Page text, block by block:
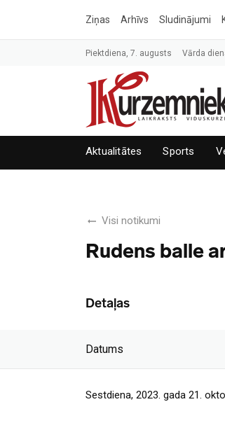
Ziņas Arhīvs Sludinājumi
Piektdiena, 7. augusts Vārda
Aktualitātes Sports
Visi notikumi
Rudens balle
Detaļas
Datums
Sestdiena, 2023. gada 21.